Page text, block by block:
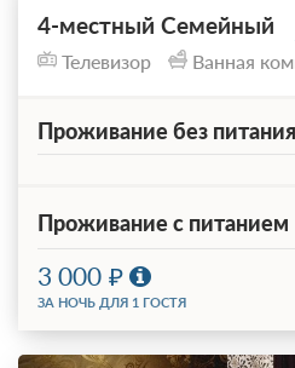
4-местный Семейный
Телевизор Ванная
Проживание без питания
Проживание с питанием
3 000
ЗА НОЧЬ ДЛЯ 1 ГОСТЯ